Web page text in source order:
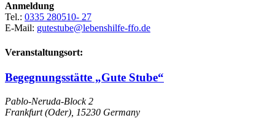
Anmeldung
Tel.: 0335 280510- 27
E-Mail: gutestube@lebenshilfe-ffo.de
Veranstaltungsort:
Begegnungsstätte „Gute Stube“
Pablo-Neruda-Block 2
Frankfurt (Oder) 15230 Germany